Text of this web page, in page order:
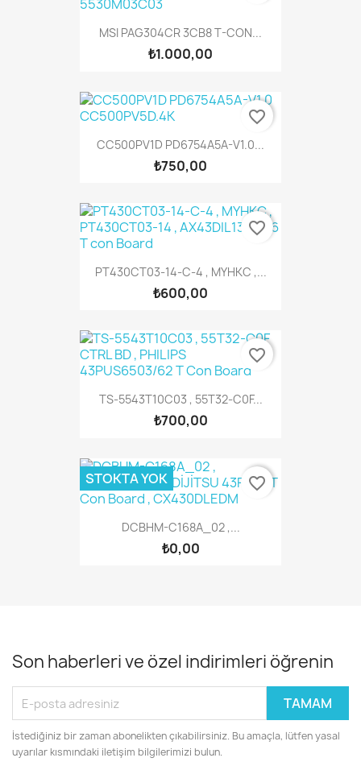
MSI PAG304CR 3CB8 T-CON...
₺1.000,00
CC500PV1D PD6754A5A-V1.0...
₺750,00
favorite_border
PT430CT03-14-C-4 , MYHKC ,...
₺600,00
favorite_border
TS-5543T10C03 , 55T32-C0F...
₺700,00
favorite_border
DCBHM-C168A_02 ,...
₺0,00
STOKTA YOK favorite_border
Son haberleri ve özel indirimleri öğrenin
İstediğiniz bir zaman abonelikten çıkabilirsiniz. Bu amaçla, lütfen yasal
uyarılar kısmındaki iletişim bilgilerimizi bulun.